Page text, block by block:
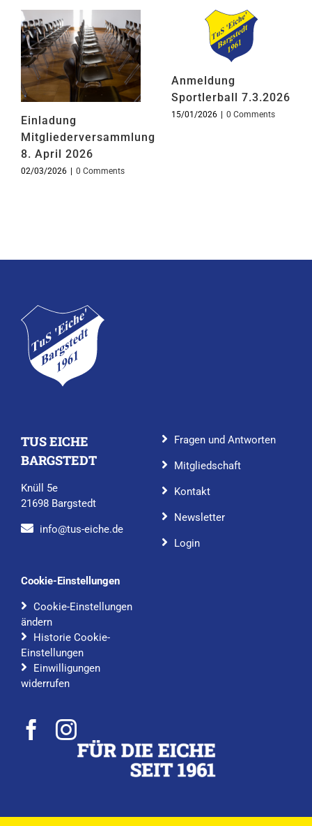
Einladung
Mitgliederversammlung
8. April 2026
02/03/2026 | 0 Comments
Anmeldung
Sportlerball 7.3.2026
15/01/2026 | 0 Comments
TUS EICHE
BARGSTEDT
Knüll 5e
21698 Bargstedt
info@tus-eiche.de
Cookie-Einstellungen
Cookie-Einstellungen
ändern
Historie Cookie-
Einstellungen
Einwilligungen
widerrufen
Fragen und Antworten
Mitgliedschaft
Kontakt
Newsletter
Login